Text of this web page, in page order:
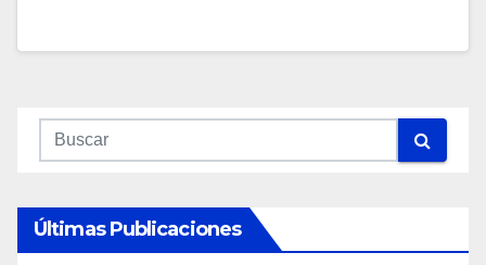
Últimas Publicaciones